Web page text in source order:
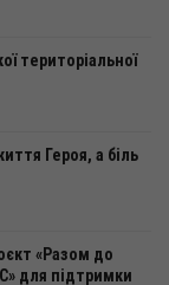
територіальної
Героя, а біль
«Разом до
для підтримки